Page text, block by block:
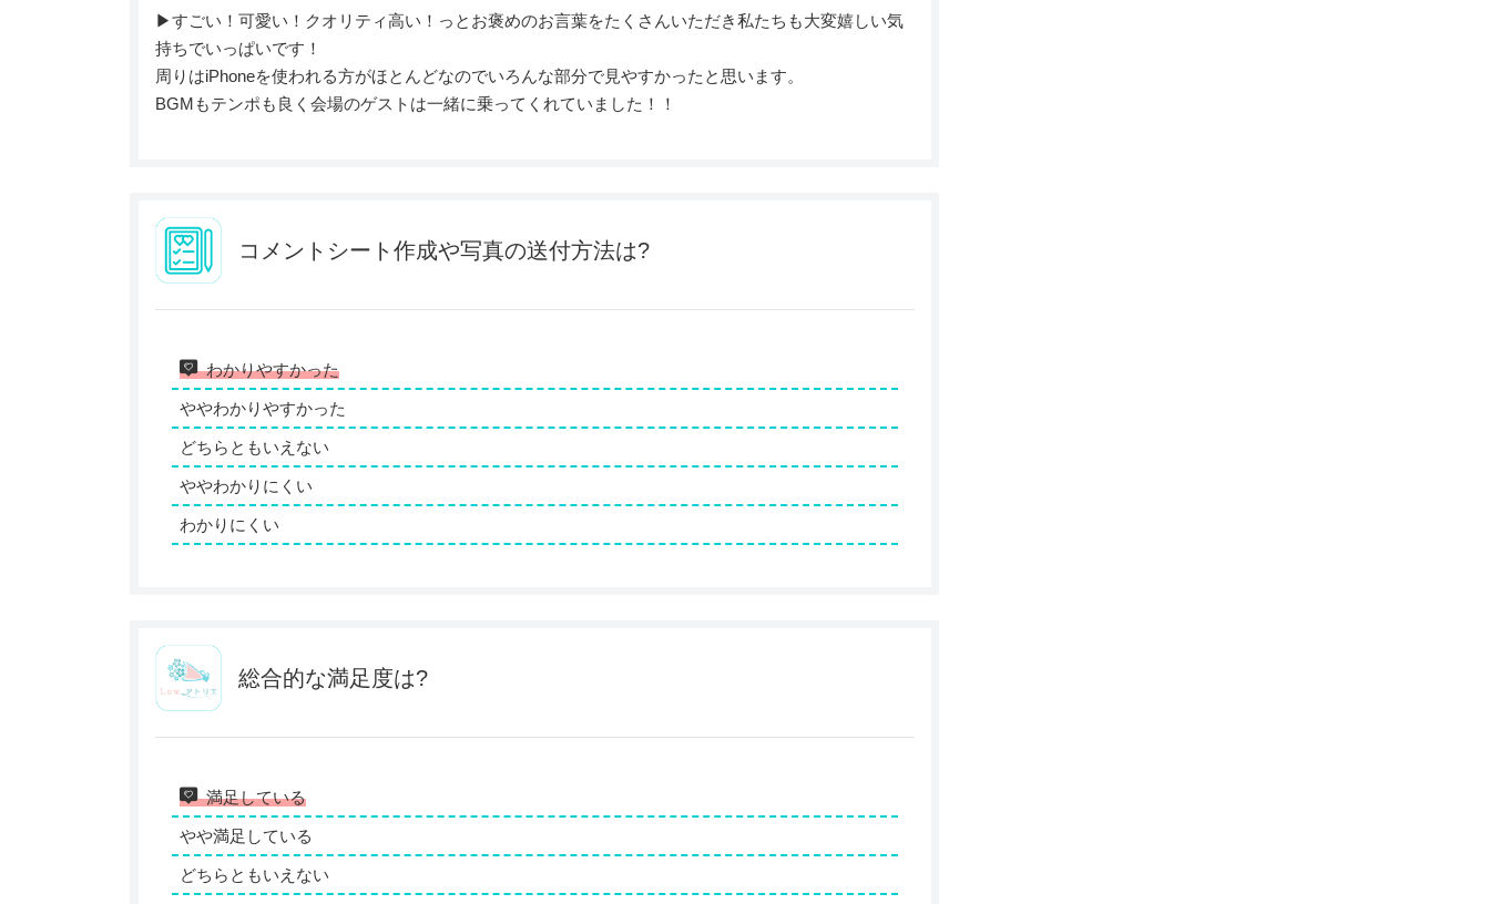
▶︎すごい！可愛い！クオリティ高い！っとお褒めのお言葉をたくさんいただき私たちも大変嬉しい気
持ちでいっぱいです！
周りはiPhoneを使われる方がほとんどなのでいろんな部分で見やすかったと思います。
BGMもテンポも良く会場のゲストは一緒に乗ってくれていました！！
コメントシート作成や写真の送付方法は?
わかりやすかった
ややわかりやすかった
どちらともいえない
ややわかりにくい
わかりにくい
総合的な満足度は?
満足している
やや満足している
どちらともいえない